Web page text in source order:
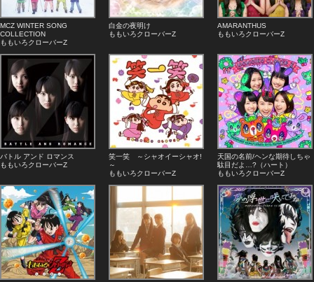
MCZ WINTER SONG
COLLECTION
ももいろクローバーZ
白金の夜明け
ももいろクローバーZ
AMARANTHUS
ももいろクローバーZ
バトル アンド ロマンス
ももいろクローバーZ
笑一笑 ～シャオイーシャオ!
～
ももいろクローバーZ
天国の名前/ヘンな期待しちゃ
駄目だよ…?（ハート）
ももいろクローバーZ